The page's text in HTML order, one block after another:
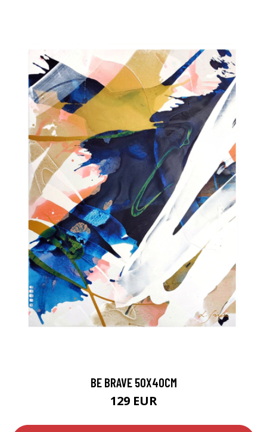
BE BRAVE 50X40CM
129 EUR